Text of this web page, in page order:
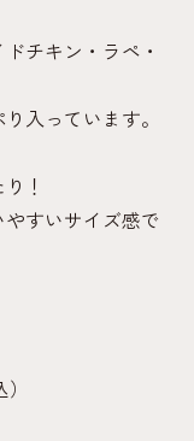
チキン・ラペ・
入っています。
！
すいサイズ感で